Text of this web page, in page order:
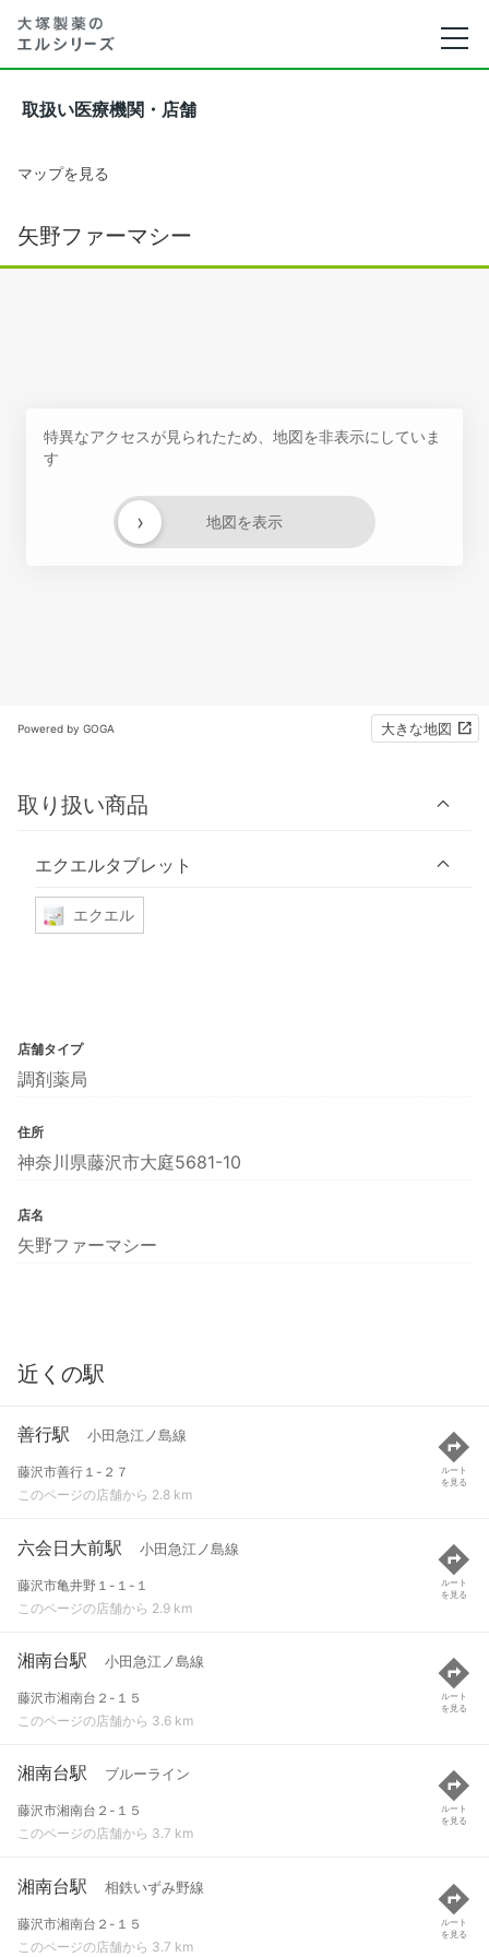
取扱い医療機関・店舗
マップを見る
矢野ファーマシー
特異なアクセスが見られたため、地図を非表示にしていま
す
地図を表示
›
Powered by GOGA 大きな地図
取り扱い商品
エクエルタブレット
エクエル
店舗タイプ
調剤薬局
住所
神奈川県藤沢市大庭5681-10
店名
矢野ファーマシー
近くの駅
善行駅 小田急江ノ島線
藤沢市善行１-２７
このページの店舗から 2.8 km
ルート
を見る
六会日大前駅 小田急江ノ島線
藤沢市亀井野１-１-１
このページの店舗から 2.9 km
ルート
を見る
湘南台駅 小田急江ノ島線
藤沢市湘南台２-１５
このページの店舗から 3.6 km
ルート
を見る
湘南台駅 ブルーライン
藤沢市湘南台２-１５
このページの店舗から 3.7 km
ルート
を見る
湘南台駅 相鉄いずみ野線
藤沢市湘南台２-１５
このページの店舗から 3.7 km
ルート
を見る